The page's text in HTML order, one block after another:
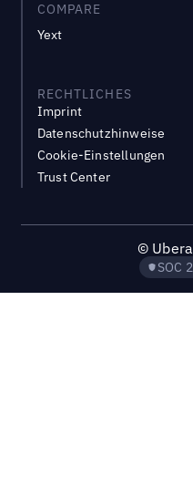
COMPARE
Yext
RECHTLICHES
Imprint
Datenschutzhinweise
Cookie-Einstellungen
Trust Center
©
SOC